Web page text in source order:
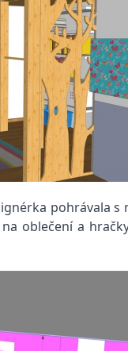
pohrávala
oblečení a